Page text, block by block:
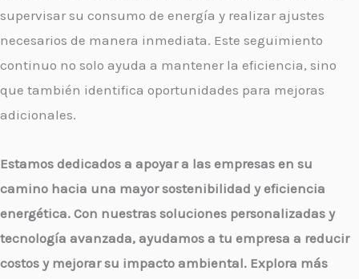
supervisar su consumo de energía y realizar ajustes
necesarios de manera inmediata. Este seguimiento
continuo no solo ayuda a mantener la eficiencia, sino
que también identifica oportunidades para mejoras
adicionales.
Estamos dedicados a apoyar a las empresas en su
camino hacia una mayor sostenibilidad y eficiencia
energética. Con nuestras soluciones personalizadas y
tecnología avanzada, ayudamos a tu empresa a reducir
costos y mejorar su impacto ambiental. Explora más